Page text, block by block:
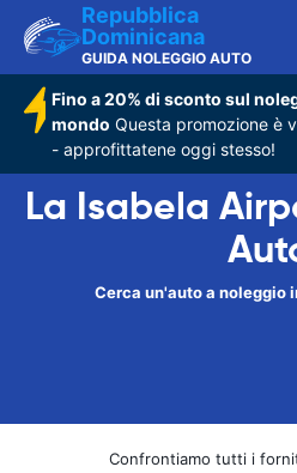
Repubblica
Dominicana
GUIDA NOLEGGIO AUTO
Fino a 20% di sconto sul
mondo Questa promozione è
- approfittatene oggi stesso!
La Isabela
Cerca un'auto a noleggio
Confrontiamo tutti i